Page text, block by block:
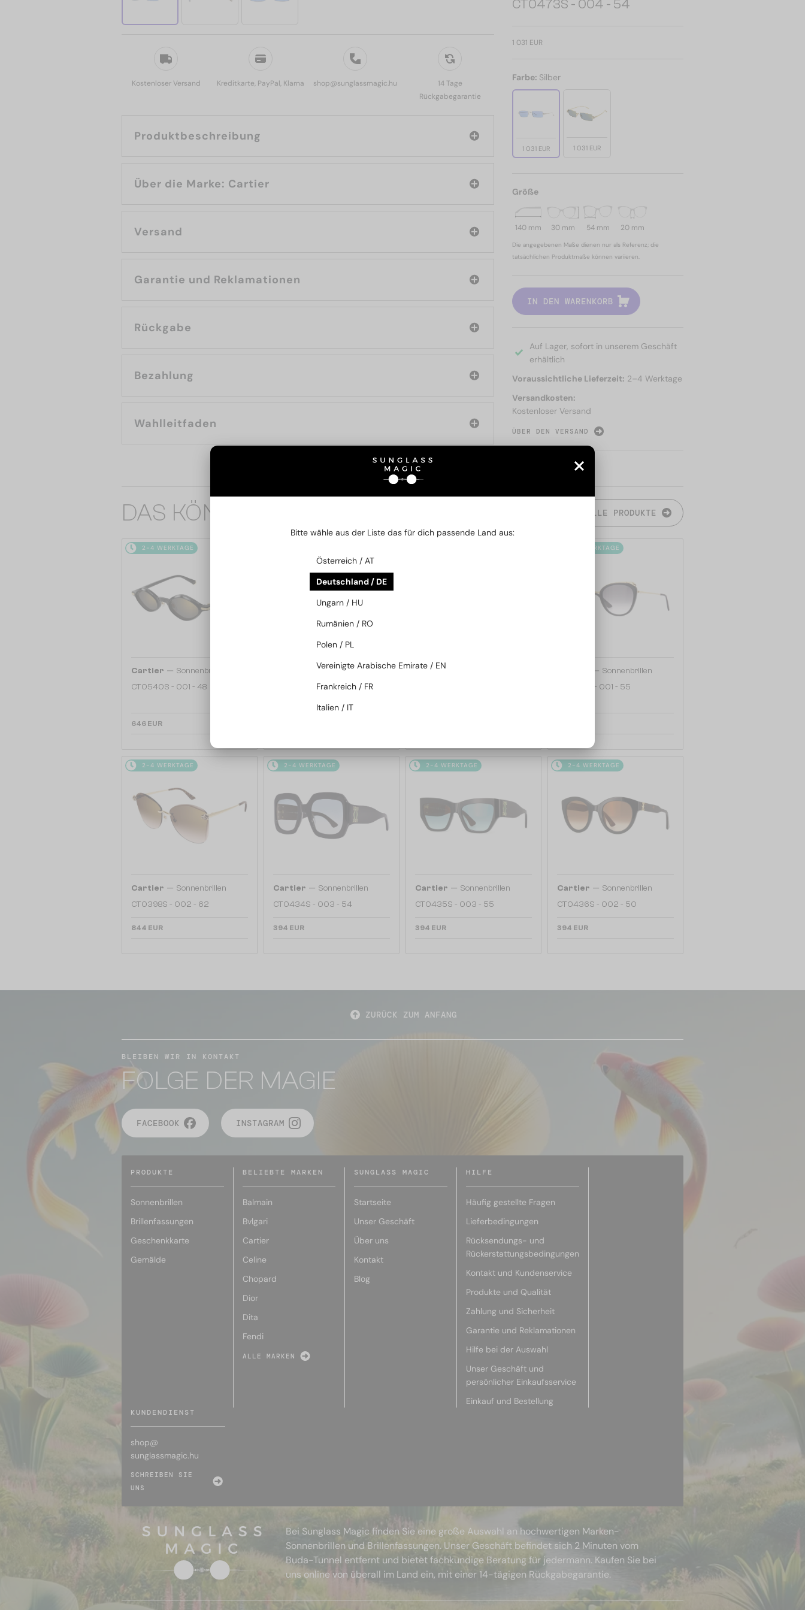
Kostenloser Versand Kreditkarte, PayPal, Klarna shop@sunglassmagic.hu
14 Tage
Rückgabegarantie
Produktbeschreibung
Über die Marke: Cartier
Versand
Garantie und Reklamationen
Rückgabe
Bezahlung
Wahlleitfaden
CT0473S - 004 - 54
1 031 EUR
Farbe: Silber
1 031 EUR 1 031 EUR
Größe
140 mm 30 mm 54 mm 20 mm
Die angegebenen Maße dienen nur als Referenz; die
tatsächlichen Produktmaße können variieren.
IN DEN WARENKORB
Auf Lager, sofort in unserem Geschäft
erhältlich
Voraussichtliche Lieferzeit: 2–4 Werktage
Versandkosten:
Kostenloser Versand
ÜBER DEN VERSAND
DAS KÖNNTE SIE AUCH INTERESSIEREN ALLE PRODUKTE
2-4 WERKTAGE
Cartier — Sonnenbrillen
CT0540S - 001 - 48
646 EUR
—Sonnenbrillen
CT0545S Clash de Cartier -
Cartier
2-4 WERKTAGE
— Sonnenbrillen
CT0150S - 001 - 55
2-4 WERKTAGE
Cartier — Sonnenbrillen
CT0398S - 002 - 62
844 EUR
2-4 WERKTAGE
Cartier — Sonnenbrillen
CT0434S - 003 - 54
394 EUR
2-4 WERKTAGE
Cartier — Sonnenbrillen
CT0435S - 003 - 55
394 EUR
2-4 WERKTAGE
Cartier — Sonnenbrillen
CT0436S - 002 - 50
394 EUR
ZURÜCK ZUM ANFANG
BLEIBEN WIR IN KONTAKT
FOLGE DER MAGIE
FACEBOOK INSTAGRAM
PRODUKTE
Sonnenbrillen
Brillenfassungen
Geschenkkarte
Gemälde
BELIEBTE MARKEN
Balmain
Bvlgari
Cartier
Celine
Chopard
Dior
Dita
Fendi
ALLE MARKEN
SUNGLASS MAGIC
Startseite
Unser Geschäft
Über uns
Kontakt
Blog
HILFE
Häufig gestellte Fragen
Lieferbedingungen
Rücksendungs- und
Rückerstattungsbedingungen
Kontakt und Kundenservice
Produkte und Qualität
Zahlung und Sicherheit
Garantie und Reklamationen
Hilfe bei der Auswahl
Unser Geschäft und
persönlicher Einkaufsservice
Einkauf und Bestellung
KUNDENDIENST
shop@
sunglassmagic.hu
SCHREIBEN SIE
UNS
Bei Sunglass Magic finden Sie eine große Auswahl an hochwertigen Marken-
Sonnenbrillen und Brillenfassungen. Unser Geschäft befindet sich 2 Minuten vom
Buda-Tunnel entfernt und bietet fachkundige Beratung für jedermann. Kaufen Sie bei
uns online von überall im Land ein, mit einer 14-tägigen Rückgabegarantie.
Bitte wähle aus der Liste das für dich passende Land aus:
Österreich / AT
Deutschland / DE
Ungarn / HU
Rumänien / RO
Polen / PL
Vereinigte Arabische Emirate / EN
Frankreich / FR
Italien / IT